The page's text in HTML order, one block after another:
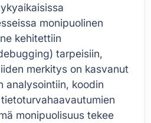
monipuolinen
kehitettiin
tarpeisiin,
merkitys on kasvanut
analysointiin, koodin
monipuolisuus tekee